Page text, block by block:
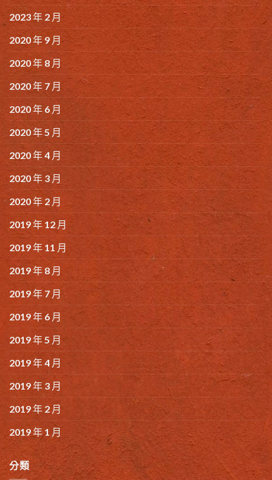
2023 年 2 月
2020 年 9 月
2020 年 8 月
2020 年 7 月
2020 年 6 月
2020 年 5 月
2020 年 4 月
2020 年 3 月
2020 年 2 月
2019 年 12 月
2019 年 11 月
2019 年 8 月
2019 年 7 月
2019 年 6 月
2019 年 5 月
2019 年 4 月
2019 年 3 月
2019 年 2 月
2019 年 1 月
分類